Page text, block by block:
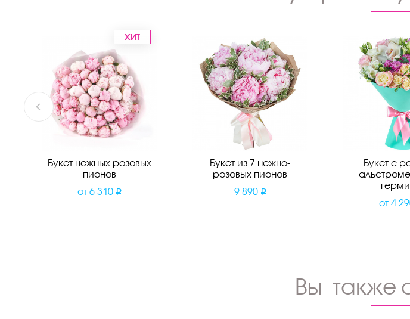
ХИТ
Букет нежных розовых
пионов
от 6 310
Букет из 7 нежно-
розовых пионов
9 890
Букет с
от 4
Вы также